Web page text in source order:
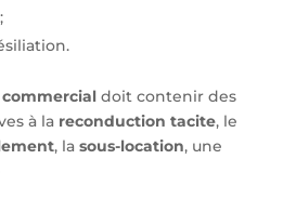
doit contenir des
à la reconduction tacite, le
, la sous-location, une